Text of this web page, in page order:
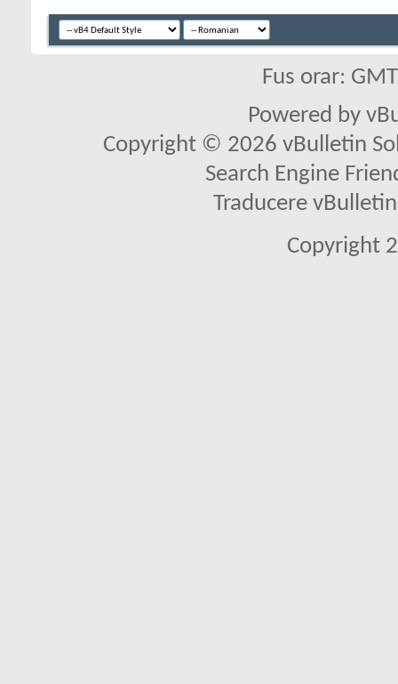
Fus orar:
Powered by
Copyright © 2026 vBulletin
Search Engine
Traducere
Copyright